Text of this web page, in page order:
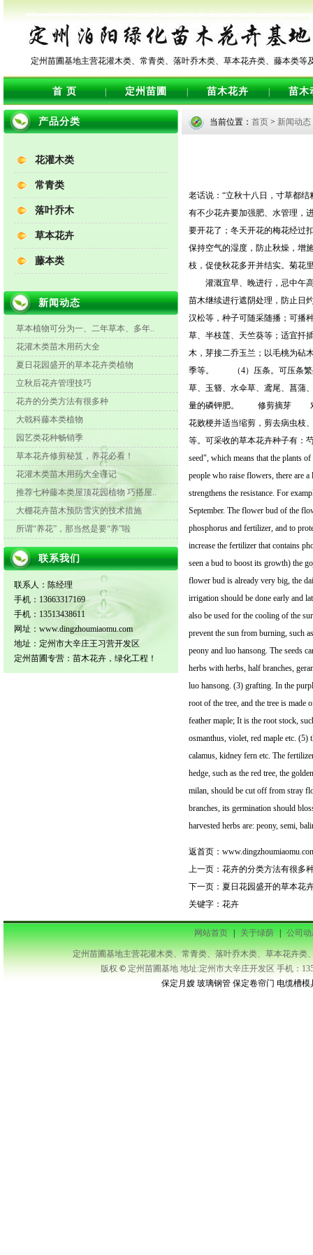
定州苗圃基地主营花灌木类、常青类、落叶乔木类、草本花卉类、藤本类等
首 页 | 定州苗圃 | 苗木花卉 | 苗木
产品分类
花灌木类
常青类
落叶乔木
草本花卉
藤本类
新闻动态
草本植物可分为一、二年草本、多年..
花灌木类苗木用药大全
夏日花园盛开的草本花卉类植物
立秋后花卉管理技巧
花卉的分类方法有很多种
大戟科藤本类植物
园艺类花种畅销季
草本花卉修剪秘笈，养花必看！
花灌木类苗木用药大全谨记
推荐七种藤本类屋顶花园植物 巧搭屋..
大棚花卉苗木预防雪灾的技术措施
所谓“养花”，那当然是要“养”啦
联系我们
联系人：陈经理
手机：13663317169
手机：13513438611
网址：www.dingzhoumiaomu.com
地址：定州市大辛庄王习营开发区
定州苗圃专营：苗木花卉，绿化工程！
当前位置： 首页 > 新闻动态
老话说：“立秋十八日，寸草都
有不少花卉要加强肥、水管理，
要开花了；冬天开花的梅花经过
保持空气的湿度，防止秋燥，增
枝，促使秋花多开并结实。菊
灌溉宜早、晚进行，忌中午
苗木继续进行遮阴处理，防止
汉松等，种子可随采随播；可
草、半枝莲、天竺葵等；适宜
木，芽接二乔玉兰；以毛桃为砧
季等。 （4）压条。可压条繁
草、玉簪、水伞草、鸢尾、菖
量的磷钾肥。 修剪摘芽 对红
花败梗并适当缩剪，剪去病虫
等。可采收的草本花卉种子有：芍
seed", which means that the plants
people who raise flowers, there are
strengthens the resistance. For
September. The flower bud of the
phosphorus and fertilizer, and to
increase the fertilizer that contains
seen a bud to boost its growth) the
flower bud is already very big, the
irrigation should be done early and
also be used for the cooling of the
prevent the sun from burning, such
peony and luo hansong. The seeds
herbs with herbs, half branches,
luo hansong. (3) grafting. In the
root of the tree, and the tree is made
feather maple; It is the root stock,
osmanthus, violet, red maple etc. (5)
calamus, kidney fern etc. The
hedge, such as the red tree, the
milan, should be cut off from stray
branches, its germination should
harvested herbs are: peony, semi,
返首页：
上一页： 花卉的分类方法有很多
下一页： 夏日花园盛开的草本花
关键字： 花卉
网站首页 | 关于绿荫 | 公司
定州苗圃基地主营花灌木类、常青类、落叶乔木类、草本花卉类
版权© 定州苗圃基地 地址:定州市大辛庄开发区 手机：
保定月嫂 玻璃钢管 保定卷帘门 电缆槽模